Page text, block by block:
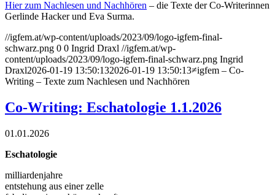
Hier zum Nachlesen und Nachhören – die Texte der Co-Writerinnen
Gerlinde Hacker und Eva Surma.
//igfem.at/wp-content/uploads/2023/09/logo-igfem-final-
schwarz.png 0 0 Ingrid Draxl //igfem.at/wp-
content/uploads/2023/09/logo-igfem-final-schwarz.png Ingrid
Draxl2026-01-19 13:50:132026-01-19 13:50:13≠igfem – Co-
Writing – Texte zum Nachlesen und Nachhören
Co-Writing: Eschatologie 1.1.2026
01.01.2026
Eschatologie
milliardenjahre
entstehung aus einer zelle